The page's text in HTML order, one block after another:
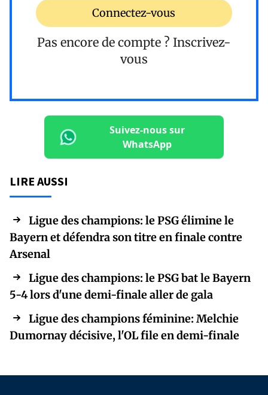
Connectez-vous
Pas encore de compte ? Inscrivez-
vous
Suivez-nous sur
WhatsApp
LIRE AUSSI
Ligue des champions: le PSG élimine le
Bayern et défendra son titre en finale contre
Arsenal
Ligue des champions: le PSG bat le Bayern
5-4 lors d'une demi-finale aller de gala
Ligue des champions féminine: Melchie
Dumornay décisive, l'OL file en demi-finale